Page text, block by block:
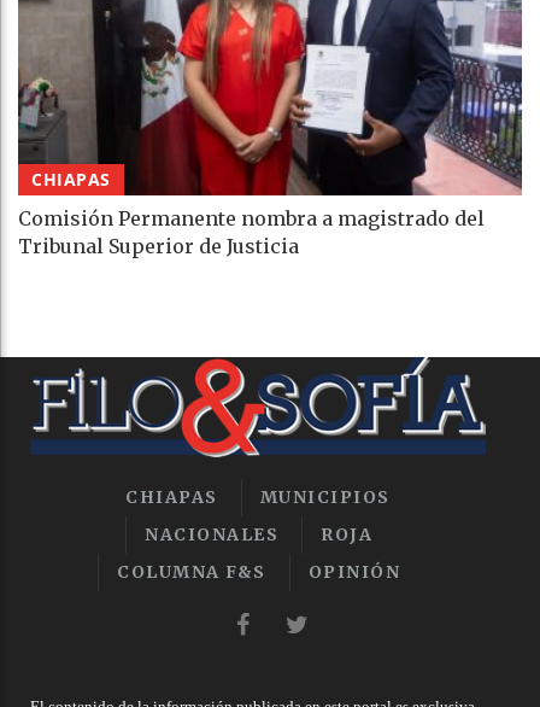
CHIAPAS
Comisión Permanente nombra a magistrado del
Tribunal Superior de Justicia
CHIAPAS
MUNICIPIOS
NACIONALES
ROJA
COLUMNA F&S
OPINIÓN